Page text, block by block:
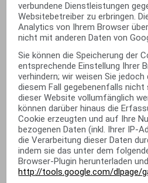
verbundene Dienstleistungen
Websitebetreiber zu erbringen.
Analytics von Ihrem Browser
nicht mit anderen Daten von
Sie können die Speicherung der
entsprechende Einstellung Ihrer
verhindern; wir weisen Sie
diesem Fall gegebenenfalls
dieser Website vollumfänglich
können darüber hinaus die
Cookie erzeugten und auf Ihre
bezogenen Daten (inkl. Ihrer IP-
die Verarbeitung dieser Daten
indem sie das unter dem
Browser-Plugin herunterladen
http://tools.google.com/dlpage/